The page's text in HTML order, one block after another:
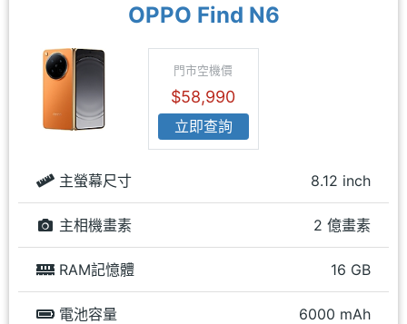
OPPO Find N6
門市空機價
$58,990
立即查詢
主螢幕尺寸 8.12 inch
主相機畫素 2 億畫素
RAM記憶體 16 GB
電池容量 6000 mAh